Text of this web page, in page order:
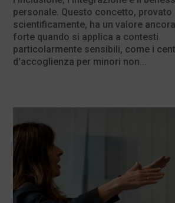
personale. Questo concetto, provato
scientificamente, ha un valore
forte quando si applica a contesti
particolarmente sensibili, come i
d'accoglienza per minori non...